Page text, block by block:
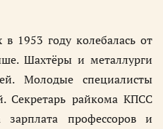
в 1953 году колебалась от
Шахтёры и металлурги
Молодые специалисты
Секретарь райкома КПСС
профессоров и